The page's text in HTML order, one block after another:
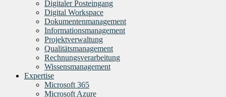
Digitaler Posteingang
Digital Workspace
Dokumentenmanagement
Informationsmanagement
Projektverwaltung
Qualitätsmanagement
Rechnungsverarbeitung
Wissensmanagement
Expertise
Microsoft 365
Microsoft Azure